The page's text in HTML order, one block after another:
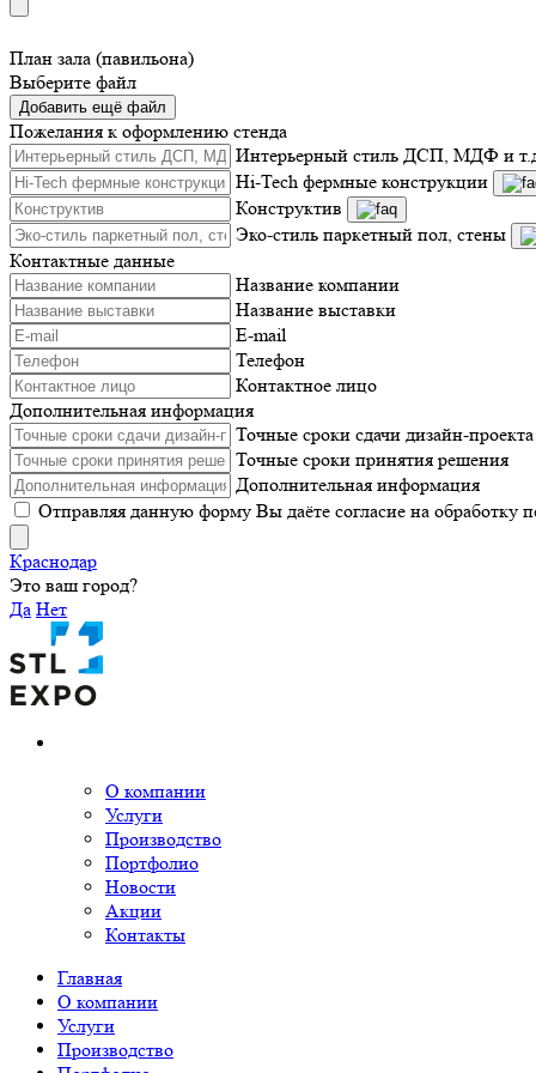
План зала (павильона)
Выберите файл
Добавить ещё файл
Пожелания к оформлению стенда
Интерьерный стиль ДСП, МДФ и
Hi-Tech фермные конструкции
Конструктив
Эко-стиль паркетный пол, стены
Контактные данные
Название компании
Название выставки
E-mail
Телефон
Контактное лицо
Дополнительная информация
Точные сроки сдачи дизайн-проекта
Точные сроки принятия решения
Дополнительная информация
Отправляя данную форму Вы даёте согласие на обработку
Краснодар
Это ваш город?
Да Нет
О компании
Услуги
Производство
Портфолио
Новости
Акции
Контакты
Главная
О компании
Услуги
Производство